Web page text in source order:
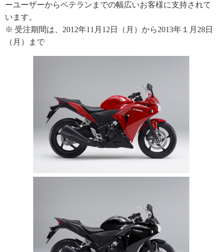
ーユーザーからベテランまでの幅広いお客様に支持されて
います。
※ 受注期間は、2012年11月12日（月）から2013年１月28日
（月）まで